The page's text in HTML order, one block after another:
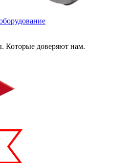
Которые доверяют нам.